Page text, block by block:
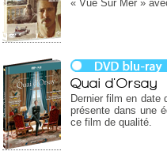
« Vue Sur Mer »
Quai d'Orsay
Dernier film en date
présente dans une
ce film de qualité.